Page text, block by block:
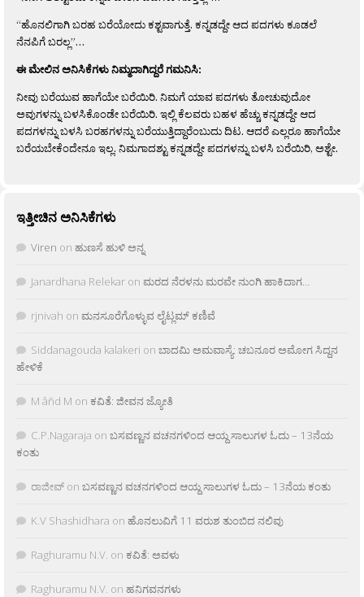
“ಹೊನಲಿಗಾಗಿ ಬರಹ ಬರೆಯೋದು ಕಶ್ಟವಾಗುತ್ತೆ. ಕನ್ನಡದ್ದೇ ಆದ ಪದಗಳು ಕೂಡಲೆ
ನೆನಪಿಗೆ ಬರಲ್ಲ”…
ಈ ಮೇಲಿನ ಅನಿಸಿಕೆಗಳು ನಿಮ್ಮದಾಗಿದ್ದರೆ ಗಮನಿಸಿ:
ನೀವು ಬರೆಯುವ ಹಾಗೆಯೇ ಬರೆಯಿರಿ. ನಿಮಗೆ ಯಾವ ಪದಗಳು ತೋಚುವುದೋ
ಅವುಗಳನ್ನು ಬಳಸಿಕೊಂಡೇ ಬರೆಯಿರಿ. ಇಲ್ಲಿ ಕೆಲವರು ಬಹಳ ಹೆಚ್ಚು ಕನ್ನಡದ್ದೇ ಆದ
ಪದಗಳನ್ನು ಬಳಸಿ ಬರಹಗಳನ್ನು ಬರೆಯುತ್ತಿದ್ದಾರೆಂಬುದು ದಿಟ. ಆದರೆ ಎಲ್ಲರೂ ಹಾಗೆಯೇ
ಬರೆಯಬೇಕೆಂದೇನೂ ಇಲ್ಲ. ನಿಮಗಾದಶ್ಟು ಕನ್ನಡದ್ದೇ ಪದಗಳನ್ನು ಬಳಸಿ ಬರೆಯಿರಿ, ಅಶ್ಟೇ.
ಇತ್ತೀಚಿನ ಅನಿಸಿಕೆಗಳು
Viren on ಹುಣಸೆ ಹುಳಿ ಅನ್ನ
Janardhana Relekar on ಮರದ ನೆರಳನು ಮರವೇ ನುಂಗಿ ಹಾಕಿದಾಗ…
rjnivah on ಮನಸೂರೆಗೊಳ್ಳುವ ಲೈಟ್ಲಮ್ ಕಣಿವೆ
Siddanagouda kalakeri on ಬಾದಮಿ ಅಮವಾಸ್ಯೆ: ಚಬನೂರ ಅಮೋಗ ಸಿದ್ದನ
ಹೇಳಿಕೆ
M âñd M on ಕವಿತೆ: ಜೀವನ ಜ್ಯೋತಿ
C.P.Nagaraja on ಬಸವಣ್ಣನ ವಚನಗಳಿಂದ ಆಯ್ದ ಸಾಲುಗಳ ಓದು – 13ನೆಯ
ಕಂತು
ರಾಜೀವ್ on ಬಸವಣ್ಣನ ವಚನಗಳಿಂದ ಆಯ್ದ ಸಾಲುಗಳ ಓದು – 13ನೆಯ ಕಂತು
K.V Shashidhara on ಹೊನಲುವಿಗೆ 11 ವರುಶ ತುಂಬಿದ ನಲಿವು
Raghuramu N.V. on ಕವಿತೆ: ಅವಳು
Raghuramu N.V. on ಹನಿಗವನಗಳು